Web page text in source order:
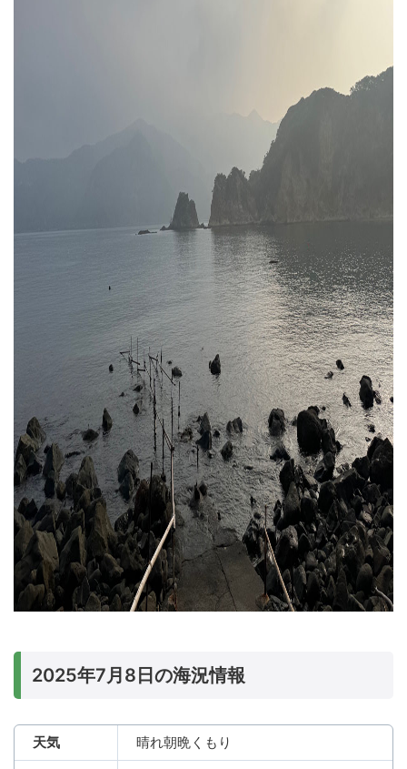
2025年7月8日の海況情報
天気 晴れ朝晩くもり